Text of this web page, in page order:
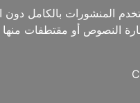
المنشورات بالكامل دون
النصوص أو مقتطفات منها